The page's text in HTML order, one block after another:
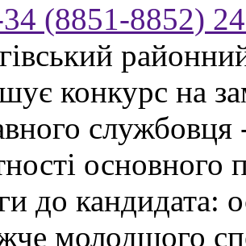
(8851-8852) 24
конкурс на
службовця
основного
до кандидата:
молодшого